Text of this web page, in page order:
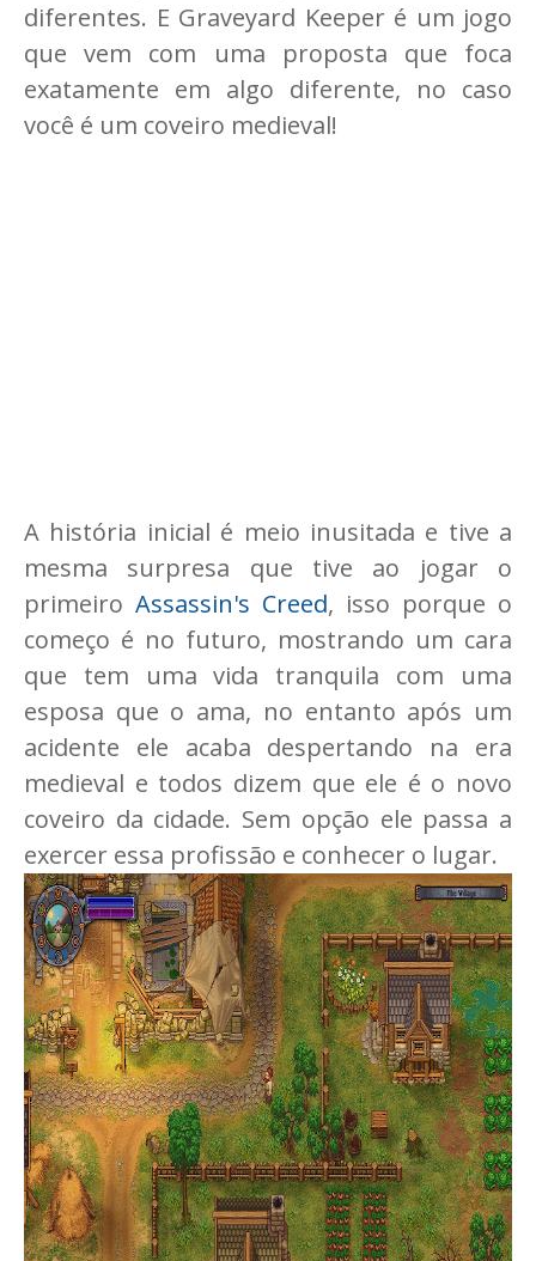
diferentes. E Graveyard Keeper é um jogo
que vem com uma proposta que foca
exatamente em algo diferente, no caso
você é um coveiro medieval!
A história inicial é meio inusitada e tive a
mesma surpresa que tive ao jogar o
primeiro Assassin's Creed, isso porque o
começo é no futuro, mostrando um cara
que tem uma vida tranquila com uma
esposa que o ama, no entanto após um
acidente ele acaba despertando na era
medieval e todos dizem que ele é o novo
coveiro da cidade. Sem opção ele passa a
exercer essa profissão e conhecer o lugar.